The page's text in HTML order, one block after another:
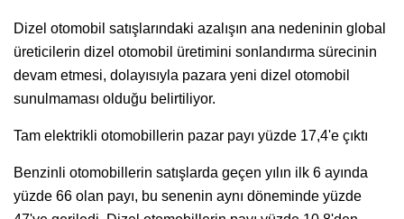
Dizel otomobil satışlarındaki azalışın ana nedeninin global
üreticilerin dizel otomobil üretimini sonlandırma sürecinin
devam etmesi, dolayısıyla pazara yeni dizel otomobil
sunulmaması olduğu belirtiliyor.
Tam elektrikli otomobillerin pazar payı yüzde 17,4'e çıktı
Benzinli otomobillerin satışlarda geçen yılın ilk 6 ayında
yüzde 66 olan payı, bu senenin aynı döneminde yüzde